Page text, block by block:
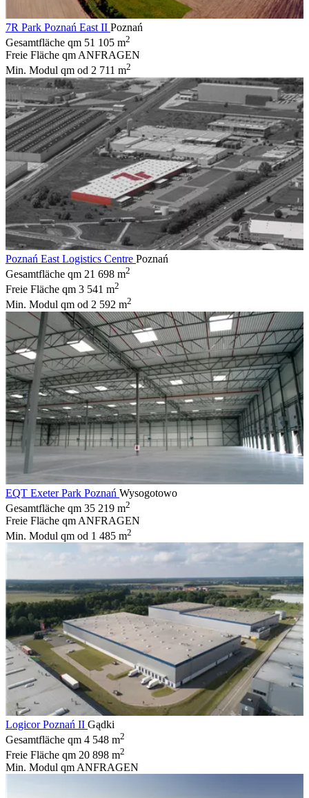
7R Park Poznań East II Poznań
Gesamtfläche qm 51 105 m2
Freie Fläche qm ANFRAGEN
Min. Modul qm od 2 711 m2
Poznań East Logistics Centre Poznań
Gesamtfläche qm 21 698 m2
Freie Fläche qm 3 541 m2
Min. Modul qm od 2 592 m2
EQT Exeter Park Poznań Wysogotowo
Gesamtfläche qm 35 219 m2
Freie Fläche qm ANFRAGEN
Min. Modul qm od 1 485 m2
Logicor Poznań II Gądki
Gesamtfläche qm 4 548 m2
Freie Fläche qm 20 898 m2
Min. Modul qm ANFRAGEN